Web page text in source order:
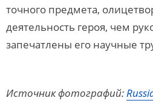
точного предмета,
деятельность героя, чем
запечатлены его научные
Источник фотографий: